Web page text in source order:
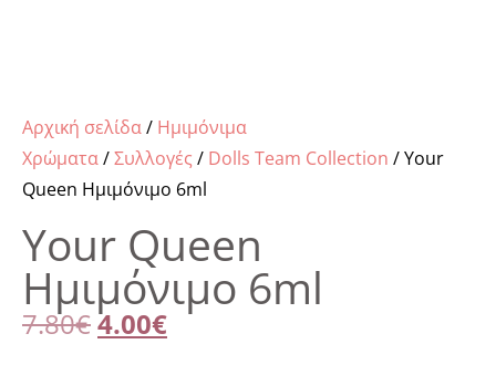
Αρχική σελίδα/ Ημιμόνιμα
Χρώματα/Συλλογές / Dolls Team Collection / Your
Queen Ημιμόνιμο 6ml
Your Queen
Ημιμόνιμο 6ml
7.80€4.00€